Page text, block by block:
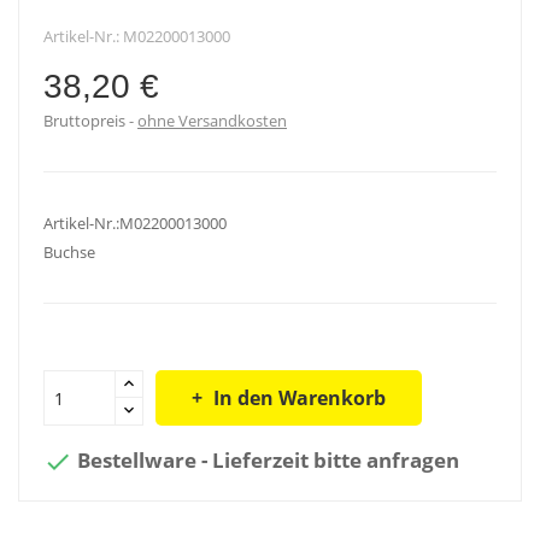
Artikel-Nr.: M02200013000
38,20 €
Bruttopreis ohne Versandkosten
Artikel-Nr.:M02200013000
Buchse
In den Warenkorb
 Bestellware - Lieferzeit bitte anfragen